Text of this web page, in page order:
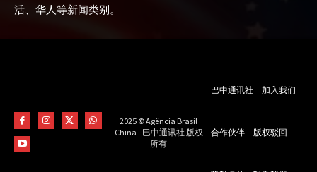
活、华人等新闻类别。
2025 © Agência Brasil
China - 巴中通讯社 版权
所有
巴中通讯社 加入我们
合作伙伴 版权驳回